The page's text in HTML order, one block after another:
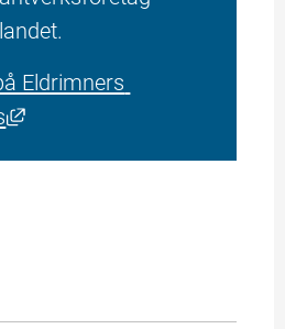
Eldrimners
Länk till annan webbplats,